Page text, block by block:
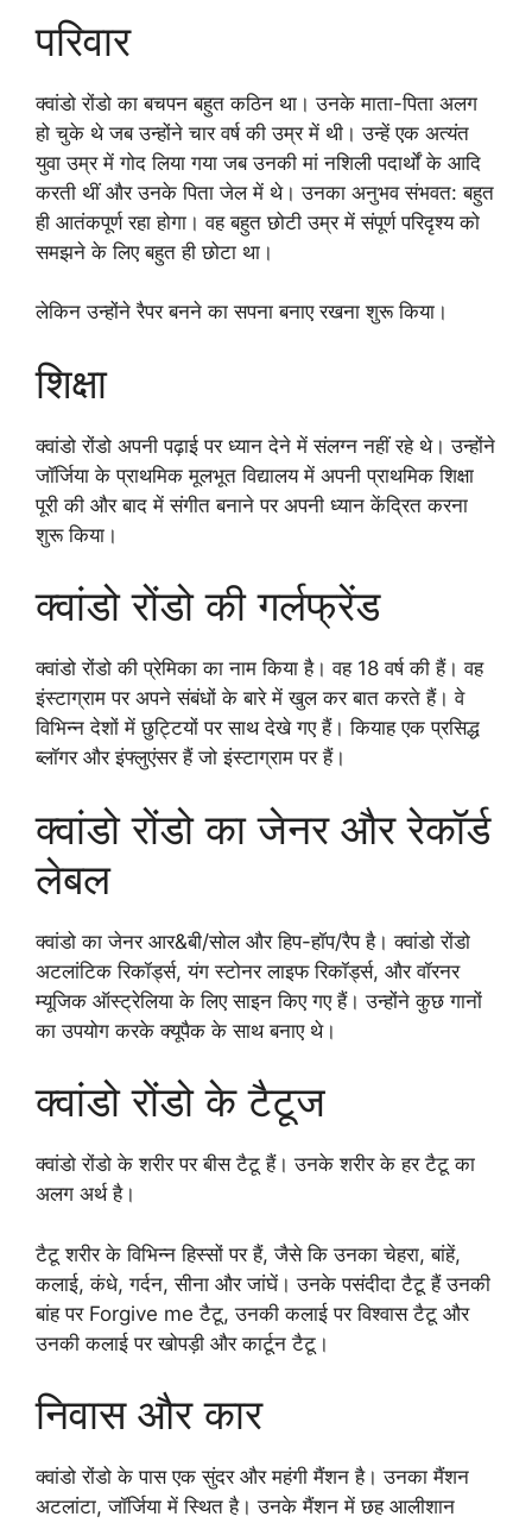
परिवार
क्वांडो रोंडो का बचपन बहुत कठिन था। उनके माता-पिता अलग
हो चुके थे जब उन्होंने चार वर्ष की उम्र में थी। उन्हें एक अत्यंत
युवा उम्र में गोद लिया गया जब उनकी मां नशिली पदार्थों के आदि
करती थीं और उनके पिता जेल में थे। उनका अनुभव संभवत: बहुत
ही आतंकपूर्ण रहा होगा। वह बहुत छोटी उम्र में संपूर्ण परिदृश्य को
समझने के लिए बहुत ही छोटा था।
लेकिन उन्होंने रैपर बनने का सपना बनाए रखना शुरू किया।
शिक्षा
क्वांडो रोंडो अपनी पढ़ाई पर ध्यान देने में संलग्न नहीं रहे थे। उन्होंने
जॉर्जिया के प्राथमिक मूलभूत विद्यालय में अपनी प्राथमिक शिक्षा
पूरी की और बाद में संगीत बनाने पर अपनी ध्यान केंद्रित करना
शुरू किया।
क्वांडो रोंडो की गर्लफ्रेंड
क्वांडो रोंडो की प्रेमिका का नाम किया है। वह 18 वर्ष की हैं। वह
इंस्टाग्राम पर अपने संबंधों के बारे में खुल कर बात करते हैं। वे
विभिन्न देशों में छुट्टियों पर साथ देखे गए हैं। कियाह एक प्रसिद्ध
ब्लॉगर और इंफ्लुएंसर हैं जो इंस्टाग्राम पर हैं।
क्वांडो रोंडो का जेनर और रेकॉर्ड
लेबल
क्वांडो का जेनर आर&बी/सोल और हिप-हॉप/रैप है। क्वांडो रोंडो
अटलांटिक रिकॉर्ड्स, यंग स्टोनर लाइफ रिकॉर्ड्स, और वॉरनर
म्यूजिक ऑस्ट्रेलिया के लिए साइन किए गए हैं। उन्होंने कुछ गानों
का उपयोग करके क्यूपैक के साथ बनाए थे।
क्वांडो रोंडो के टैटूज
क्वांडो रोंडो के शरीर पर बीस टैटू हैं। उनके शरीर के हर टैटू का
अलग अर्थ है।
टैटू शरीर के विभिन्न हिस्सों पर हैं, जैसे कि उनका चेहरा, बांहें,
कलाई, कंधे, गर्दन, सीना और जांघें। उनके पसंदीदा टैटू हैं उनकी
बांह पर Forgive me टैटू, उनकी कलाई पर विश्वास टैटू और
उनकी कलाई पर खोपड़ी और कार्टून टैटू।
निवास और कार
क्वांडो रोंडो के पास एक सुंदर और महंगी मैंशन है। उनका मैंशन
अटलांटा, जॉर्जिया में स्थित है। उनके मैंशन में छह आलीशान